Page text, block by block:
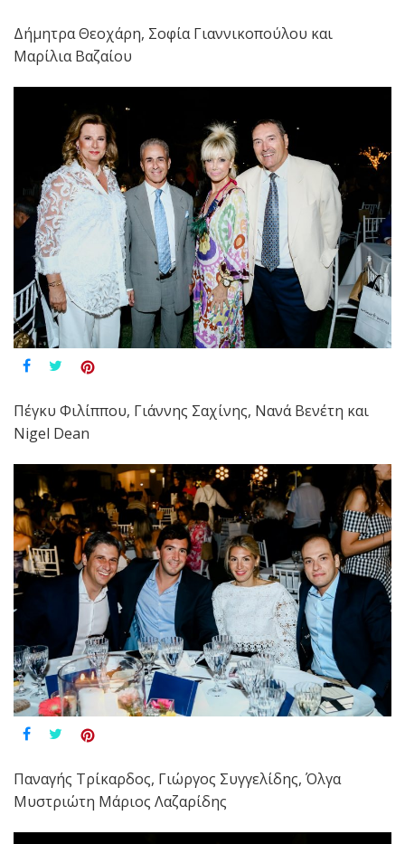
Δήμητρα Θεοχάρη, Σοφία Γιαννικοπούλου και
Μαρίλια Βαζαίου
Πέγκυ Φιλίππου, Γιάννης Σαχίνης, Νανά Βενέτη και
Nigel Dean
Παναγής Τρίκαρδος, Γιώργος Συγγελίδης, Όλγα
Μυστριώτη Μάριος Λαζαρίδης